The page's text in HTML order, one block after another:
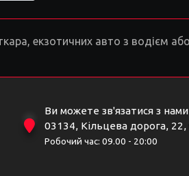
екзотичних авто з водієм
Ви можете зв'язатися з
03134, Кільцева дорога, 22,
Робочий час: 09.00 - 20:00